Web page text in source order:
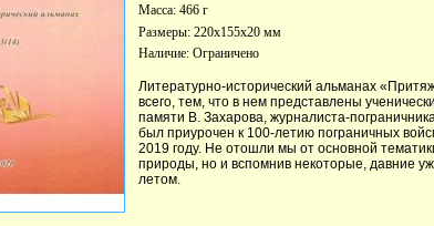
Масса: 466 г
Размеры: 220x155x20 мм
Наличие: Ограничено
Литературно-исторический альманах
всего, тем, что в нем представлены
памяти В. Захарова, журналиста-
был приурочен к 100-летию пограничных
2019 году. Не отошли мы от основной
природы, но и вспомнив некоторые, давние
летом.